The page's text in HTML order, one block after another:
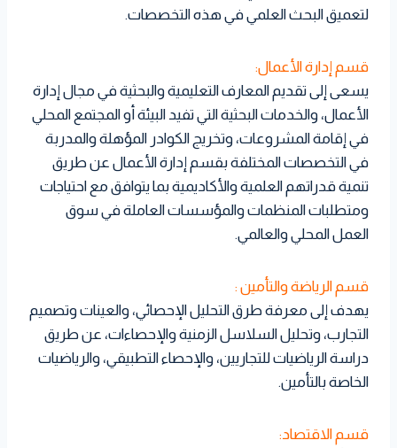
لتعميق البحث العلمي في هذه التخصصات.
قسم إدارة الأعمال:
يسعى إلى تقديم المعارف التعليمية والبحثية في مجال إدارة
الأعمال، والخدمات البحثية التي تفيد البيئة أو المجتمع المحلي
في إقامة المشروعات، وتخريج الكوادر المؤهلة والمدربة
في التخصصات المختلفة بقسم إدارة الأعمال عن طريق
تنمية قدراتهم العلمية والأكاديمية بما يتوافق مع احتياجات
ومتطلبات المنظمات والمؤسسات العاملة في سوق
العمل المحلي والعالمي.
قسم الرياضة والتأمين :
يهدف إلى معرفة طرق التحليل الإحصائي، والعينات وتصميم
التجارب، وتحليل السلاسل الزمنية والإحصاءات، عن طريق
دراسة الرياضيات للتجاريين، والإحصاء التطبيقي، والرياضيات
الخاصة بالتأمين.
قسم الاقتصاد: